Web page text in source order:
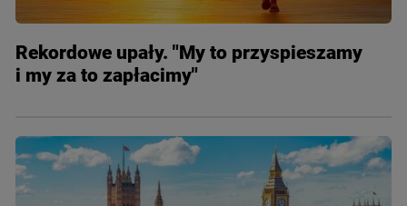
Rekordowe upały. "My to przyspieszamy
i my za to zapłacimy"